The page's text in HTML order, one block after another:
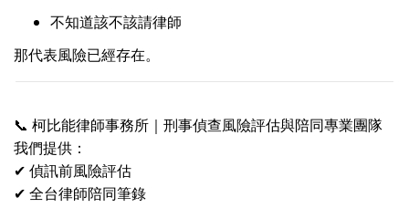
不知道該不該請律師
那代表風險已經存在。
📞 柯比能律師事務所｜刑事偵查風險評估與陪同專業團隊
我們提供：
✔ 偵訊前風險評估
✔ 全台律師陪同筆錄